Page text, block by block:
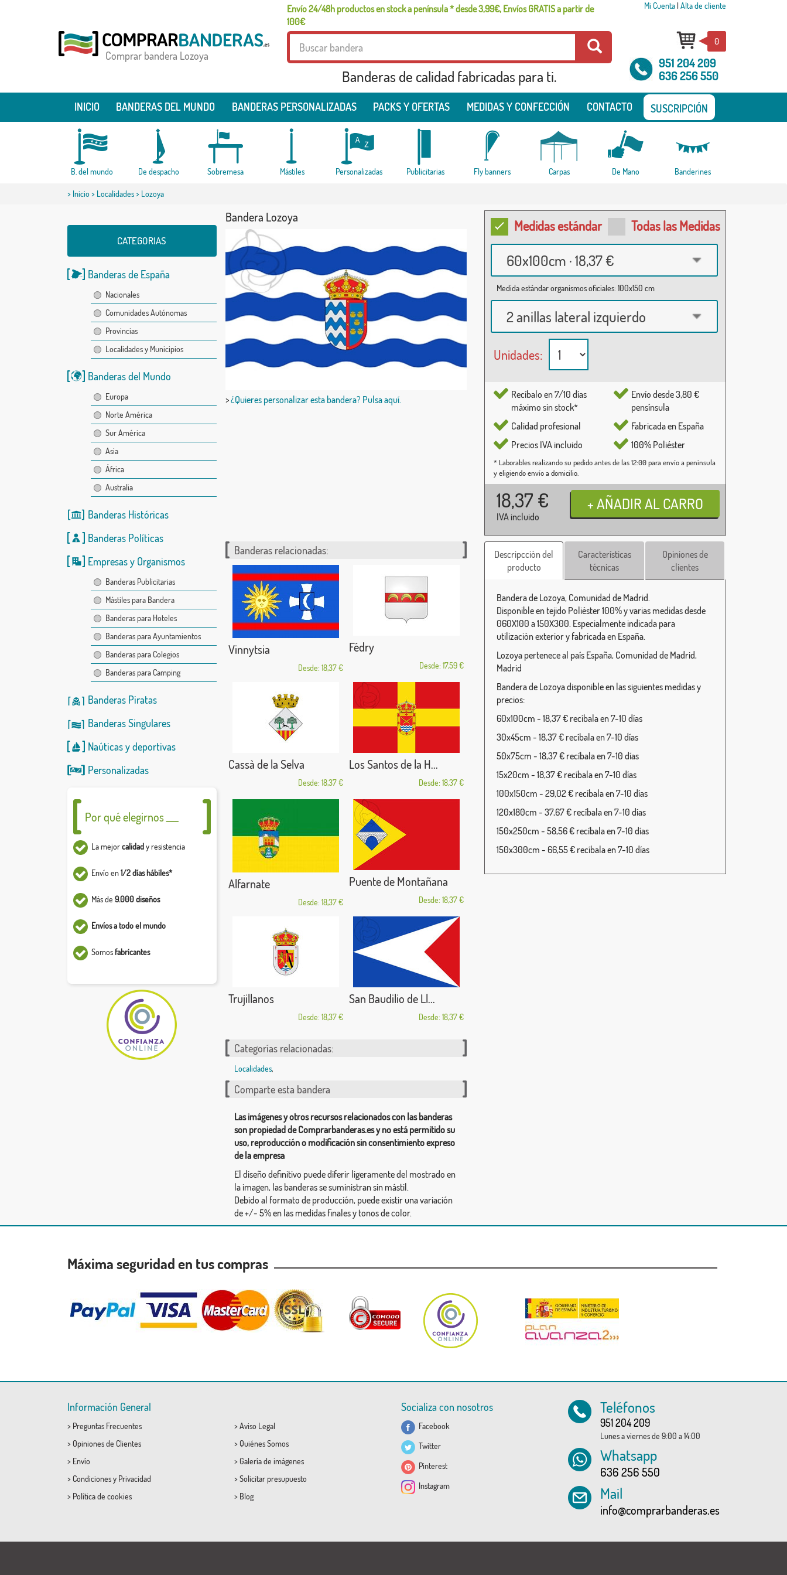
Envío 24/48h productos en stock a península * desde 3,99€, Envíos GRATIS a partir de
100€
Mi Cuenta| Alta de cliente
Comprar bandera Lozoya
Banderas de calidad fabricadas para ti.
0
951 204 209
636 256 550
INICIO BANDERAS DEL MUNDO BANDERAS PERSONALIZADAS PACKS Y OFERTAS MEDIDAS Y CONFECCIÓN CONTACTO SUSCRIPCIÓN
B. del mundo De despacho Sobremesa Mástiles Personalizadas Publicitarias Fly banners Carpas De Mano Banderines
> Inicio> Localidades> Lozoya
CATEGORIAS
Banderas de España
Nacionales
Comunidades Autónomas
Provincias
Localidades y Municipios
Banderas del Mundo
Europa
Norte América
Sur América
Asia
África
Australia
Banderas Históricas
Banderas Políticas
Empresas y Organismos
Banderas Publicitarias
Mástiles para Bandera
Banderas para Hoteles
Banderas para Ayuntamientos
Banderas para Colegios
Banderas para Camping
Banderas Piratas
Banderas Singulares
Naúticasydeportivas
Personalizadas
Por qué elegirnos ___
La mejorcalidady resistencia
Envío en1/2 días hábiles*
Más de 9.000 diseños
Envíos a todo el mundo
Somosfabricantes
Bandera Lozoya
>¿Quieres personalizar esta bandera? Pulsa aquí.
Medidas estándar Todas las Medidas
60x100cm · 18,37 €
Medida estándar organismos oficiales: 100x150 cm
2 anillas lateral izquierdo
Unidades:
Recíbalo en 7/10 días
máximo sin stock*
Calidad profesional
Precios IVA incluido
Envío desde 3,80 €
pensínsula
Fabricada en España
100% Poliéster
* Laborables realizando su pedido antes de las 12:00 para envío a península
y eligiendo envío a domicilio.
18,37 €
IVA incluido
Banderas relacionadas:
Vinnytsia
Desde: 18,37 €
Fédry
Desde: 17,59 €
Cassà de la Selva
Desde: 18,37 €
Los Santos de la H...
Desde: 18,37 €
Alfarnate
Desde: 18,37 €
Puente de Montañana
Desde: 18,37 €
Trujillanos
Desde: 18,37 €
San Baudilio de Ll...
Desde: 18,37 €
Categorías relacionadas:
Localidades,
Comparte esta bandera
Las imágenes y otros recursos relacionados con las banderas
son propiedad de Comprarbanderas.es y no está permitido su
uso, reproducción o modificación sin consentimiento expreso
de la empresa
El diseño definitivo puede diferir ligeramente del mostrado en
la imagen, las banderas se suministran sin mástil.
Debido al formato de producción, puede existir una variación
de +/- 5% en las medidas finales y tonos de color.
Descripcción del
producto
Características
técnicas
Opiniones de
clientes
Bandera de Lozoya, Comunidad de Madrid.
Disponible en tejido Poliéster 100% y varias medidas desde
060X100 a 150X300. Especialmente indicada para
utilización exterior y fabricada en España.
Lozoya pertenece al país España, Comunidad de Madrid,
Madrid
Bandera de Lozoya disponible en las siguientes medidas y
precios:
60x100cm - 18,37 € recíbala en 7-10 días
30x45cm - 18,37 € recíbala en 7-10 días
50x75cm - 18,37 € recíbala en 7-10 días
15x20cm - 18,37 € recíbala en 7-10 días
100x150cm - 29,02 € recíbala en 7-10 días
120x180cm - 37,67 € recíbala en 7-10 días
150x250cm - 58,56 € recíbala en 7-10 días
150x300cm - 66,55 € recíbala en 7-10 días
Máxima seguridad en tus compras
Información General
> Preguntas Frecuentes
> Opiniones de Clientes
> Envío
> Condicionesy Privacidad
> Política de cookies
> Aviso Legal
> Quiénes Somos
> Galería de imágenes
> Solicitar presupuesto
> Blog
Socializa con nosotros
Facebook
Twitter
Pinterest
Instagram
Teléfonos
951 204 209
Lunes a viernes de 9:00 a 14:00
Whatsapp
636 256 550
Mail
info@comprarbanderas.es